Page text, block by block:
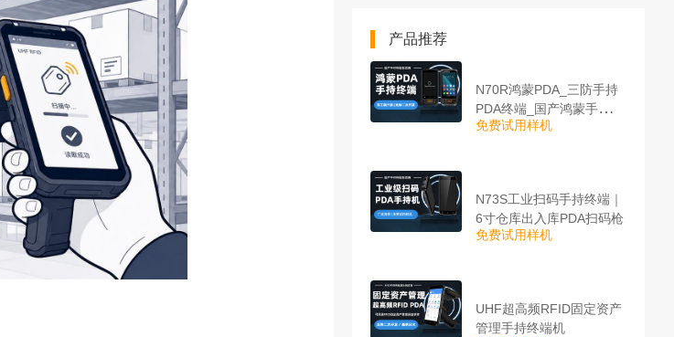
产品推荐
N70R鸿蒙PDA_三防手持
PDA终端_国产鸿蒙手持终
端
免费试用样机
N73S工业扫码手持终端｜
6寸仓库出入库PDA扫码枪
免费试用样机
UHF超高频RFID固定资产
管理手持终端机